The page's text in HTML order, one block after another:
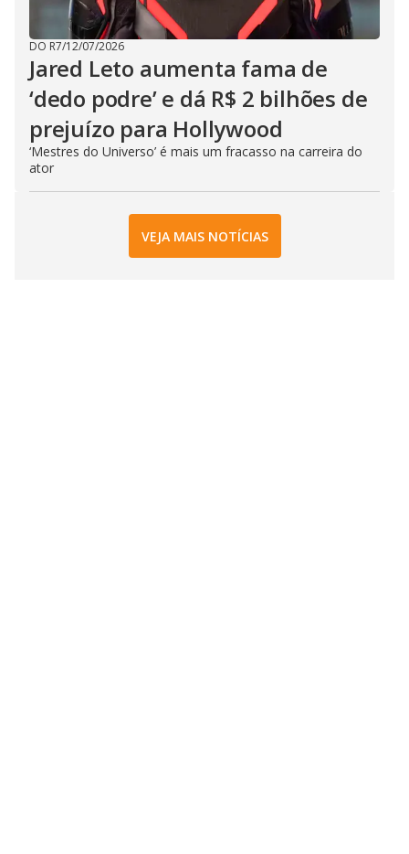
DO R7/12/07/2026
Jared Leto aumenta fama de
‘dedo podre’ e dá R$ 2 bilhões de
prejuízo para Hollywood
‘Mestres do Universo’ é mais um fracasso na carreira do
ator
VEJA MAIS NOTÍCIAS